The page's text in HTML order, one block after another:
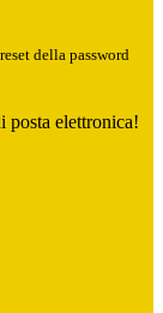
della password
posta elettronica!